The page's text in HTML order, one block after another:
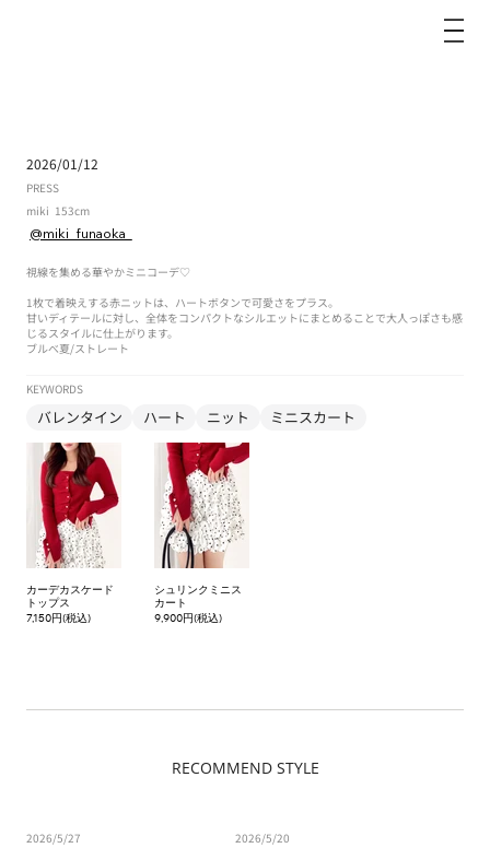
2026/01/12
PRESS
miki 153cm
@miki_funaoka_
ブルべ夏/ストレート
視線を集める華やかミニコーデ♡
1枚で着映えする赤ニットは、ハートボタンで可愛さをプラス。
甘いディテールに対し、全体をコンパクトなシルエットにまとめることで大人っぽさも感
じるスタイルに仕上がります。
KEYWORDS
バレンタイン ハート ニット ミニスカート
カーデカスケード
トップス
7,150円(税込)
シュリンクミニス
カート
9,900円(税込)
RECOMMEND STYLE
2026/5/27 2026/5/20